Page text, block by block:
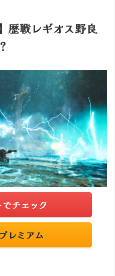
歴戦レギオス野良
チェック
レミアム